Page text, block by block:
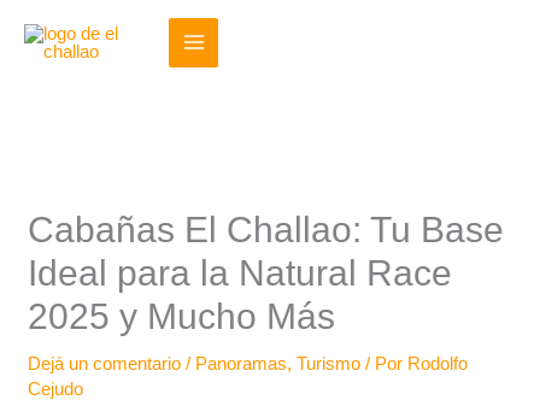
Cabañas El Challao: Tu Base
Ideal para la Natural Race
2025 y Mucho Más
Dejá un comentario / Panoramas,Turismo / Por Rodolfo
Cejudo